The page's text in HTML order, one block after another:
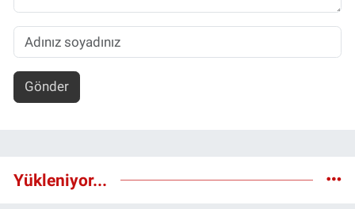
Gönder
Yükleniyor...